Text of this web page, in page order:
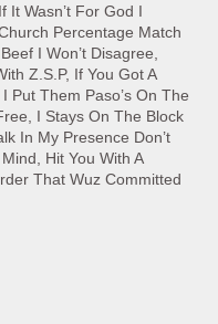
It Wasn’t For God I
Percentage Match
I Won’t Disagree,
Z.S.P, If You Got A
Put Them Paso’s On The
I Stays On The Block
In My Presence Don’t
Hit You With A
That Wuz Committed